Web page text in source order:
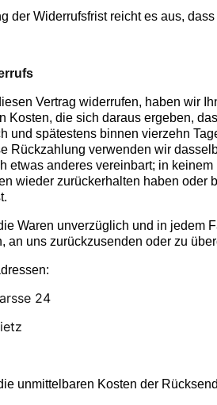
der Widerrufsfrist reicht es aus,
Vertrag widerrufen, haben wir
Kosten, die sich daraus ergeben,
und spätestens binnen vierzehn
Rückzahlung verwenden wir
etwas anderes vereinbart; in
wieder zurückerhalten haben oder
Waren unverzüglich und in jedem
an uns zurückzusenden oder zu
24
unmittelbaren Kosten der